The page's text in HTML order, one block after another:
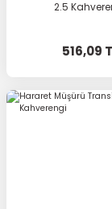
2.5
516,09